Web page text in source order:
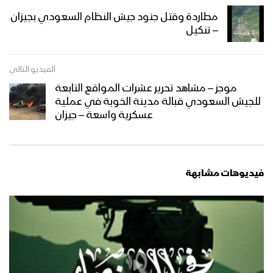
مشاهد قنص نوعية لوحدة القناصة في
ميادين الجهاد – حلقات خاصة بعملية جيزان
الواسعة – ج3
برومو – ميادين الجهاد – حلقات خاصة
بعملية جيزان الواسعة – ج3
مطاردة وقتل جنود جيش النظام السعودي بجيزان
– تنكيل
الفيديو التالي
موجز – مشاهد تحرير عشرات المواقع التابعة
للجيش السعودي قبالة مدينة الخوبة في عملية
عسكرية واسعة – جيزان
فيديوهات مشابهة